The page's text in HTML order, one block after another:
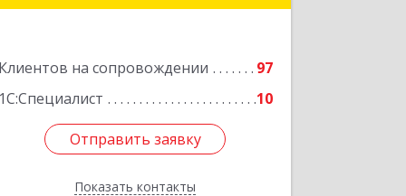
Клиентов на сопровождении
97
1С:Специалист
10
Отправить заявку
Показать контакты
Подробнее
Отправить заявку
Назад